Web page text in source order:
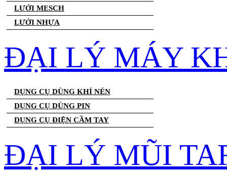
LƯỚI MESCH
LƯỚI NHỰA
ĐẠI LÝ MÁY
DỤNG CỤ DÙNG KHÍ NÉN
DỤNG CỤ DÙNG PIN
DỤNG CỤ ĐIỆN CẦM TAY
ĐẠI LÝ MŨI